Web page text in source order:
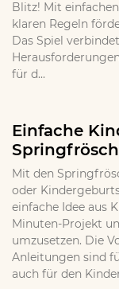
Blitz! Mit
klaren Regeln
Das Spiel
für d...
Einfache
Mit den
oder
einfache Idee aus
Minuten-Projekt
umzusetzen. Die
Anleitungen sind
auch für den